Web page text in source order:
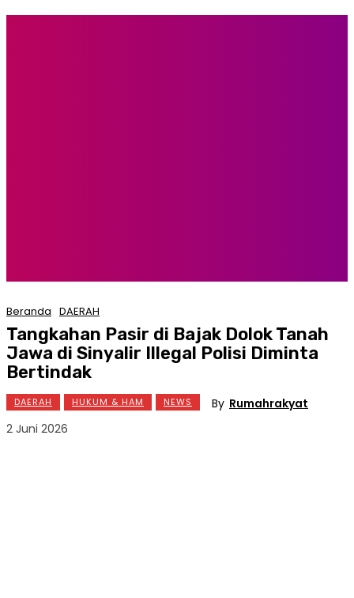
Beranda DAERAH
Tangkahan Pasir di Bajak Dolok Tanah
Jawa di Sinyalir Illegal Polisi Diminta
Bertindak
DAERAH HUKUM & HAM NEWS By Rumahrakyat
2 Juni 2026